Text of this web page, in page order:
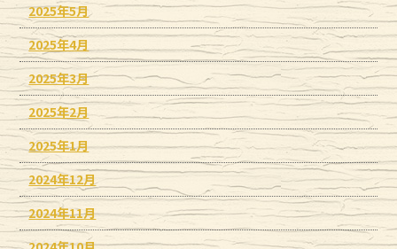
2025年5月
2025年4月
2025年3月
2025年2月
2025年1月
2024年12月
2024年11月